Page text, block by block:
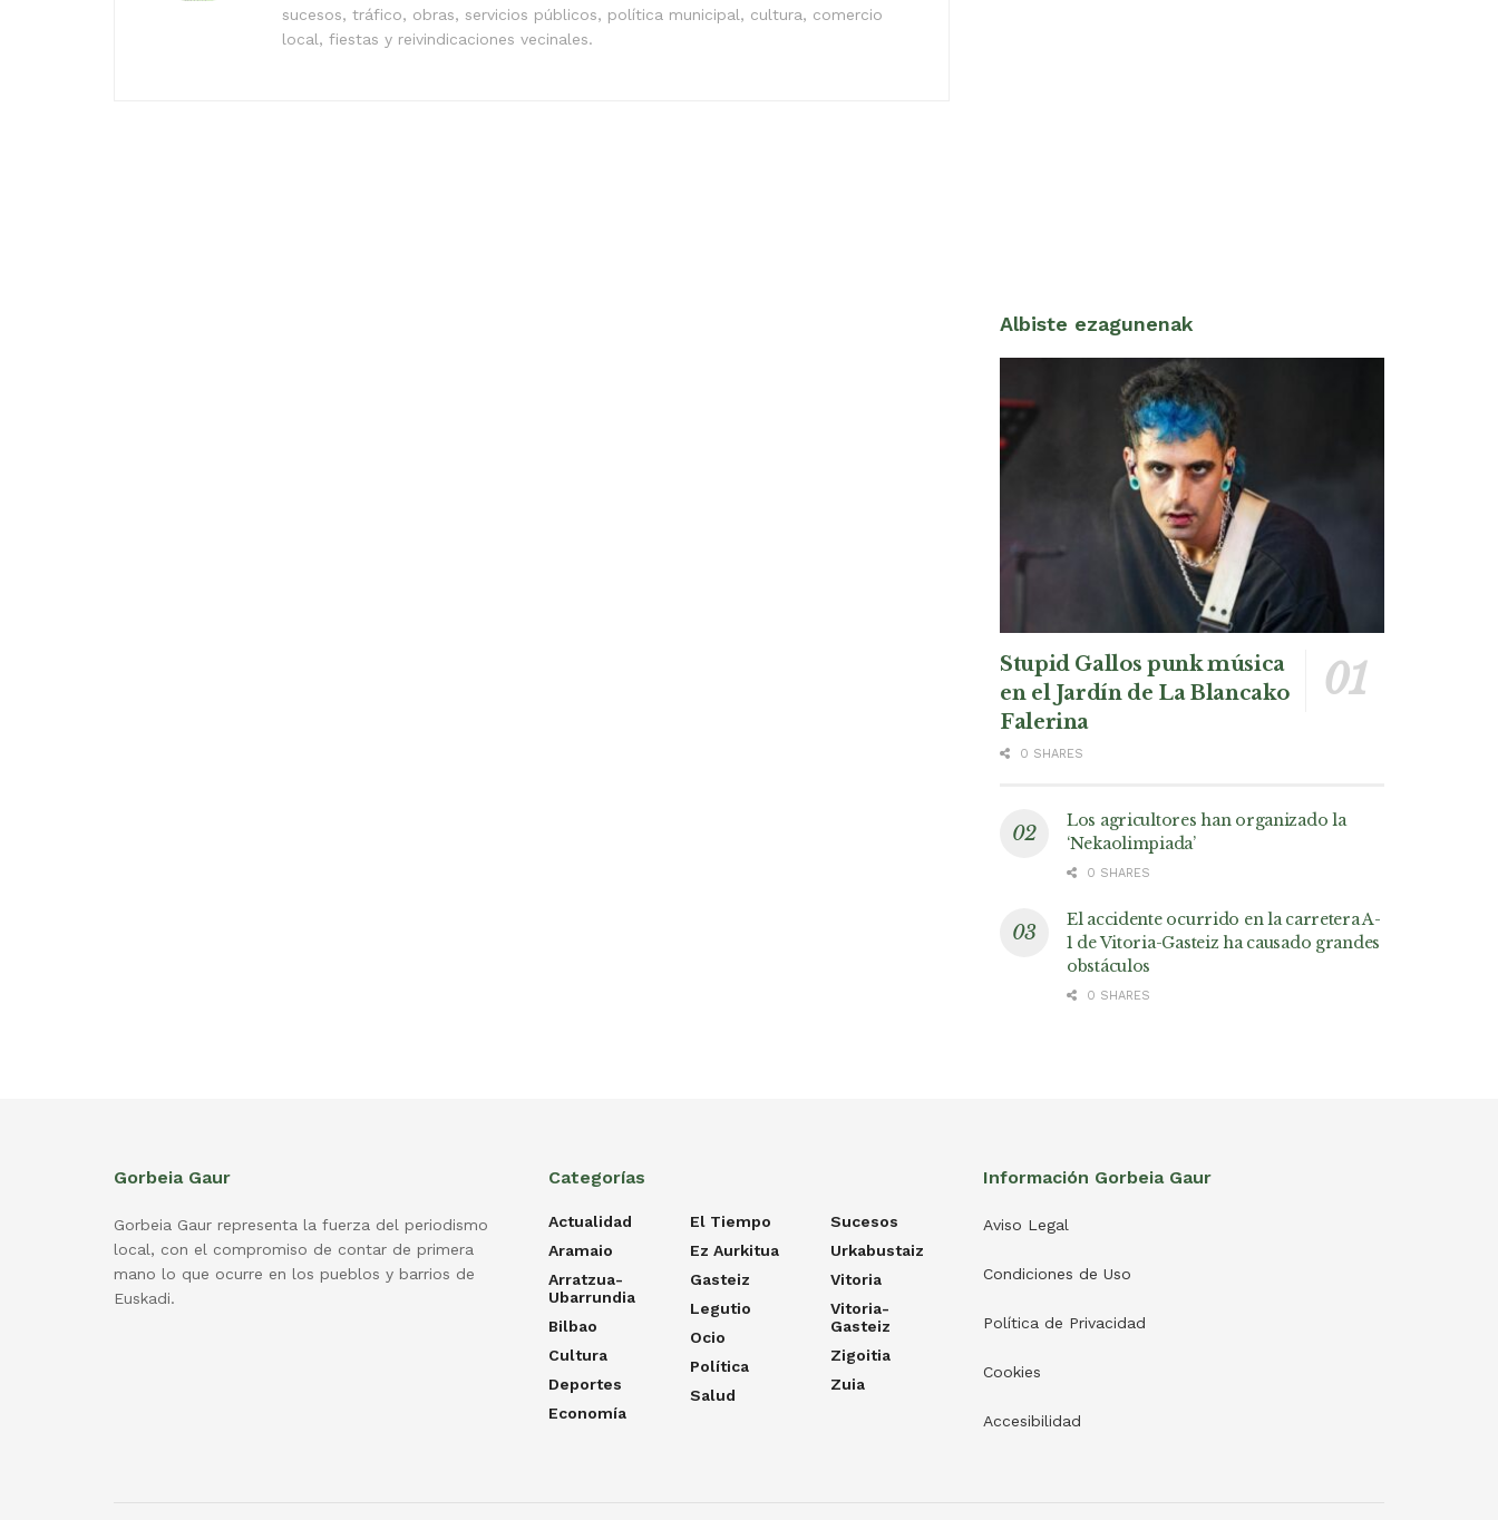
sucesos, tráfico, obras, servicios públicos, política municipal, cultura, comercio
local, fiestas y reivindicaciones vecinales.
Albiste ezagunenak
Stupid Gallos punk música
en el Jardín de La Blancako
Falerina
0 SHARES
Los agricultores han organizado la
‘Nekaolimpiada’
0 SHARES
El accidente ocurrido en la carretera A-
1 de Vitoria-Gasteiz ha causado grandes
obstáculos
0 SHARES
Gorbeia Gaur
Gorbeia Gaur representa la fuerza del periodismo
local, con el compromiso de contar de primera
mano lo que ocurre en los pueblos y barrios de
Euskadi.
Categorías
Actualidad
Aramaio
Arratzua-
Ubarrundia
Bilbao
Cultura
Deportes
Economía
El Tiempo
Ez Aurkitua
Gasteiz
Legutio
Ocio
Política
Salud
Sucesos
Urkabustaiz
Vitoria
Vitoria-
Gasteiz
Zigoitia
Zuia
Información Gorbeia Gaur
Aviso Legal
Condiciones de Uso
Política de Privacidad
Cookies
Accesibilidad